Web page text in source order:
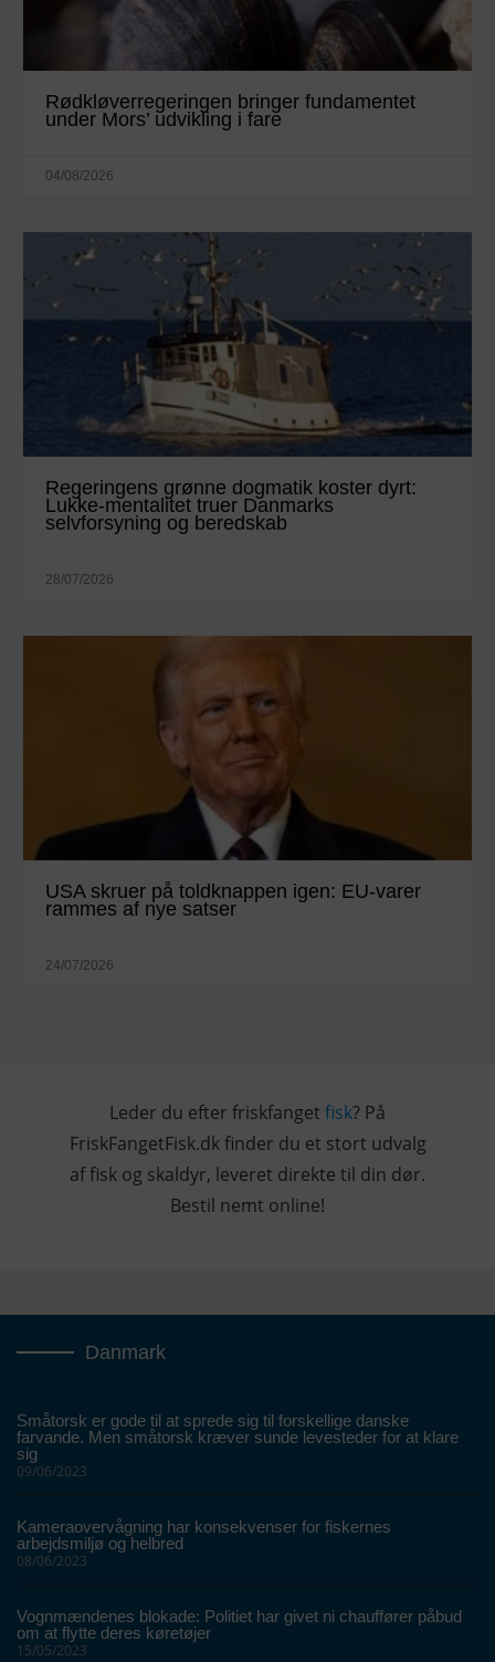
Rødkløverregeringen bringer fundamentet
under Mors’ udvikling i fare
04/08/2026
Regeringens grønne dogmatik koster dyrt:
Lukke-mentalitet truer Danmarks
selvforsyning og beredskab
28/07/2026
USA skruer på toldknappen igen: EU-varer
rammes af nye satser
24/07/2026
Leder du efter friskfanget fisk? På
FriskFangetFisk.dk finder du et stort udvalg
af fisk og skaldyr, leveret direkte til din dør.
Bestil nemt online!
Danmark
Småtorsk er gode til at sprede sig til forskellige danske
farvande. Men småtorsk kræver sunde levesteder for at klare
sig
09/06/2023
Kameraovervågning har konsekvenser for fiskernes
arbejdsmiljø og helbred
08/06/2023
Vognmændenes blokade: Politiet har givet ni chauffører påbud
om at flytte deres køretøjer
15/05/2023